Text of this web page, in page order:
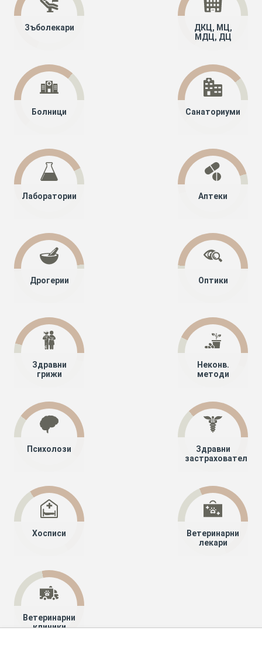
Зъболекари
ДКЦ, МЦ,
МДЦ, ДЦ
Болници Санаториуми
Лаборатории Аптеки
Дрогерии Оптики
Здравни
грижи
Неконв.
методи
Психолози
Здравни
застрахователи
Хосписи
Ветеринарни
лекари
Ветеринарни
клиники